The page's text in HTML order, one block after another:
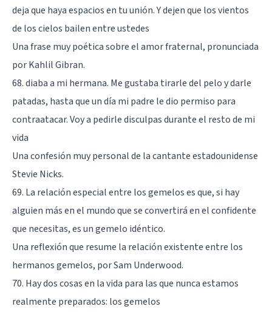
deja que haya espacios en tu unión. Y dejen que los vientos
de los cielos bailen entre ustedes
Una frase muy poética sobre el amor fraternal, pronunciada
por Kahlil Gibran.
68. diaba a mi hermana. Me gustaba tirarle del pelo y darle
patadas, hasta que un día mi padre le dio permiso para
contraatacar. Voy a pedirle disculpas durante el resto de mi
vida
Una confesión muy personal de la cantante estadounidense
Stevie Nicks.
69. La relación especial entre los gemelos es que, si hay
alguien más en el mundo que se convertirá en el confidente
que necesitas, es un gemelo idéntico.
Una reflexión que resume la relación existente entre los
hermanos gemelos, por Sam Underwood.
70. Hay dos cosas en la vida para las que nunca estamos
realmente preparados: los gemelos